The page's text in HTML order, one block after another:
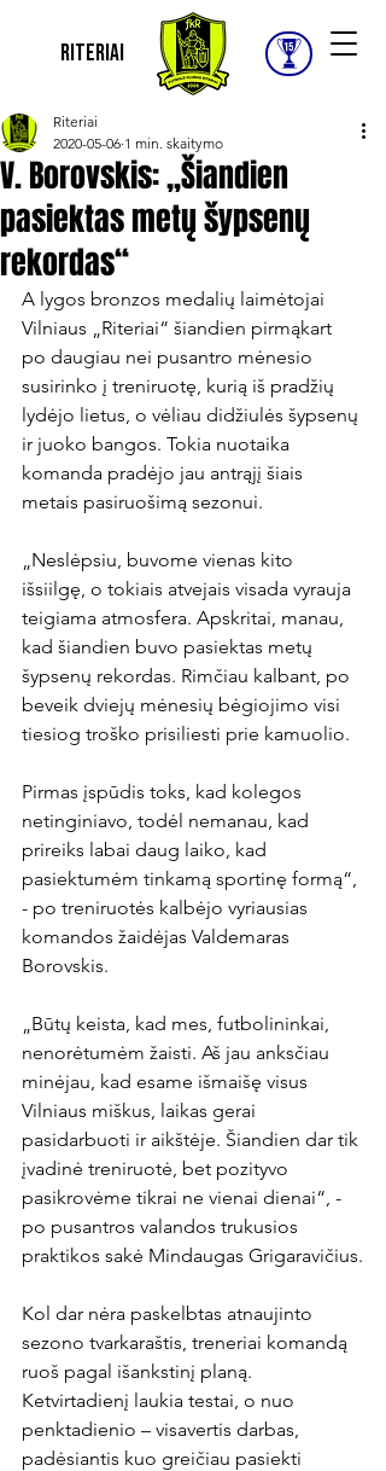
Riteriai
V. Borovskis: „Šiandien
pasiektas metų šypsenų
rekordas“
Riteriai
2020-05-06 1 min. skaitymo
A lygos bronzos medalių laimėtojai
Vilniaus „Riteriai“ šiandien pirmąkart
po daugiau nei pusantro mėnesio
susirinko į treniruotę, kurią iš pradžių
lydėjo lietus, o vėliau didžiulės šypsenų
ir juoko bangos. Tokia nuotaika
komanda pradėjo jau antrąjį šiais
metais pasiruošimą sezonui.
„Neslėpsiu, buvome vienas kito
išsiilgę, o tokiais atvejais visada vyrauja
teigiama atmosfera. Apskritai, manau,
kad šiandien buvo pasiektas metų
šypsenų rekordas. Rimčiau kalbant, po
beveik dviejų mėnesių bėgiojimo visi
tiesiog troško prisiliesti prie kamuolio.
Pirmas įspūdis toks, kad kolegos
netinginiavo, todėl nemanau, kad
prireiks labai daug laiko, kad
pasiektumėm tinkamą sportinę formą“,
- po treniruotės kalbėjo vyriausias
komandos žaidėjas Valdemaras
Borovskis.
„Būtų keista, kad mes, futbolininkai,
nenorėtumėm žaisti. Aš jau anksčiau
minėjau, kad esame išmaišę visus
Vilniaus miškus, laikas gerai
pasidarbuoti ir aikštėje. Šiandien dar tik
įvadinė treniruotė, bet pozityvo
pasikrovėme tikrai ne vienai dienai“, -
po pusantros valandos trukusios
praktikos sakė Mindaugas Grigaravičius.
Kol dar nėra paskelbtas atnaujinto
sezono tvarkaraštis, treneriai komandą
ruoš pagal išankstinį planą.
Ketvirtadienį laukia testai, o nuo
penktadienio – visavertis darbas,
padėsiantis kuo greičiau pasiekti